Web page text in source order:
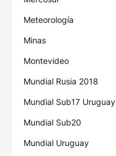
Meteorología
Minas
Montevideo
Mundial Rusia 2018
Mundial Sub17 Uruguay
Mundial Sub20
Mundial Uruguay